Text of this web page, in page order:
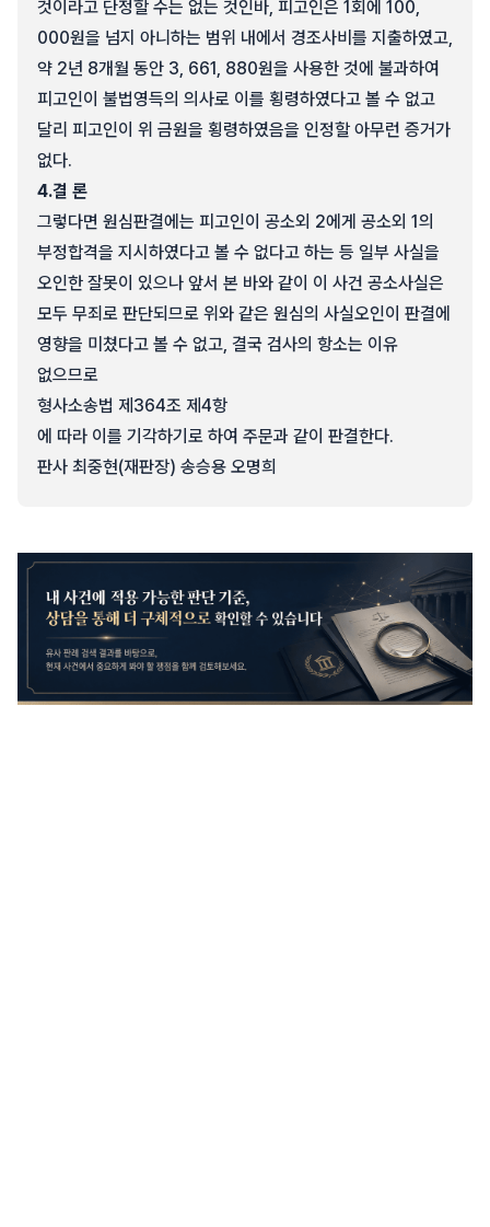
것이라고 단정할 수는 없는 것인바, 피고인은 1회에 100,
000원을 넘지 아니하는 범위 내에서 경조사비를 지출하였고,
약 2년 8개월 동안 3, 661, 880원을 사용한 것에 불과하여
피고인이 불법영득의 의사로 이를 횡령하였다고 볼 수 없고
달리 피고인이 위 금원을 횡령하였음을 인정할 아무런 증거가
없다.
4.결 론
그렇다면 원심판결에는 피고인이 공소외 2에게 공소외 1의
부정합격을 지시하였다고 볼 수 없다고 하는 등 일부 사실을
오인한 잘못이 있으나 앞서 본 바와 같이 이 사건 공소사실은
모두 무죄로 판단되므로 위와 같은 원심의 사실오인이 판결에
영향을 미쳤다고 볼 수 없고, 결국 검사의 항소는 이유
없으므로
형사소송법 제364조 제4항
에 따라 이를 기각하기로 하여 주문과 같이 판결한다.
판사 최중현(재판장) 송승용 오명희